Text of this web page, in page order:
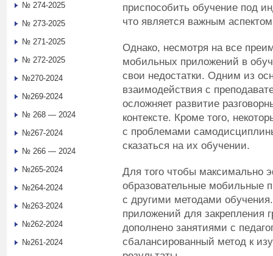
приспособить обучение под
что является важным
Однако, несмотря на все
мобильных приложений в
свои недостатки. Одним из
взаимодействия с
осложняет развитие
контексте. Кроме того,
с проблемами
сказаться на их обучении.
Для того чтобы максимально
образовательные мобильные
с другими методами
приложений для закрепления
дополнено занятиями с
сбалансированный метод к
№ 274-2025
№ 273-2025
№ 271-2025
№ 272-2025
№270-2024
№269-2024
№ 268 — 2024
№267-2024
№ 266 — 2024
№265-2024
№264-2024
№263-2024
№262-2024
№261-2024